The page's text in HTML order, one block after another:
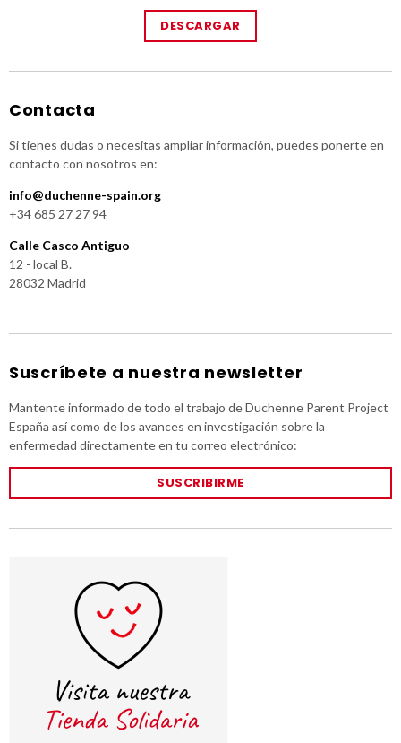
DESCARGAR
Contacta
Si tienes dudas o necesitas ampliar información, puedes ponerte en
contacto con nosotros en:
info@duchenne-spain.org
+34 685 27 27 94
Calle Casco Antiguo
12 - local B.
28032 Madrid
Suscríbete a nuestra newsletter
Mantente informado de todo el trabajo de Duchenne Parent Project
España así como de los avances en investigación sobre la
enfermedad directamente en tu correo electrónico:
SUSCRIBIRME